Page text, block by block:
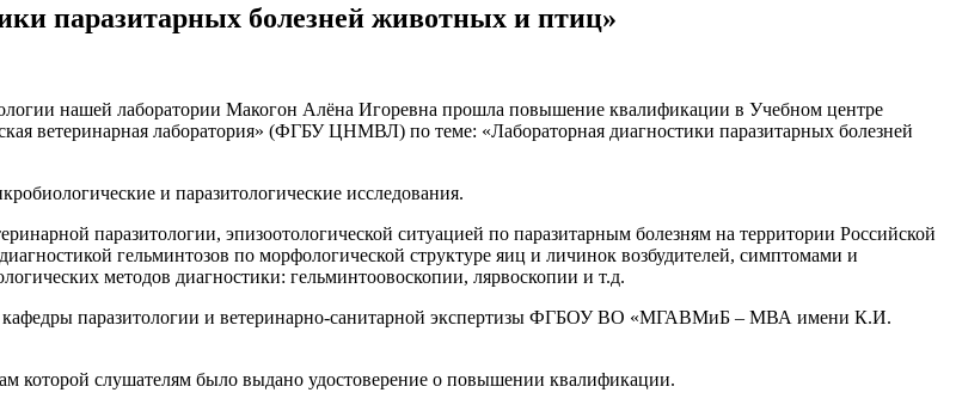
паразитарных болезней животных и птиц»
нашей лаборатории Макогон Алёна Игоревна прошла повышение квалификации в Учебном центре
ветеринарная лаборатория» (ФГБУ ЦНМВЛ) по теме: «Лабораторная диагностики паразитарных болезней
и паразитологические исследования.
паразитологии, эпизоотологической ситуацией по паразитарным болезням на территории Российской
гельминтозов по морфологической структуре яиц и личинок возбудителей, симптомами и
методов диагностики: гельминтоовоскопии, лярвоскопии и т.д.
кафедры паразитологии и ветеринарно-санитарной экспертизы ФГБОУ ВО «МГАВМиБ – МВА имени К.И.
которой слушателям было выдано удостоверение о повышении квалификации.